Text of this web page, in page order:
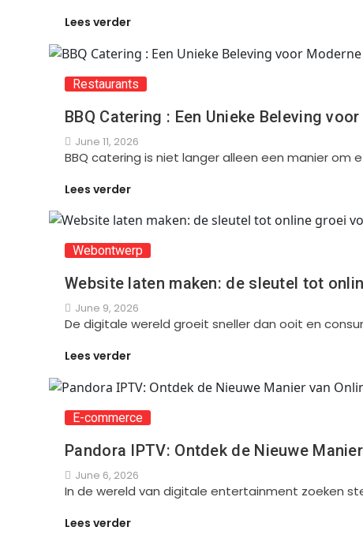
Lees verder
Restaurants
BBQ Catering : Een Unieke Beleving
June 11, 2026
BBQ catering is niet langer alleen een manier om
Lees verder
Webontwerp
Website laten maken: de sleutel tot
June 9, 2026
De digitale wereld groeit sneller dan ooit en
Lees verder
E-commerce
Pandora IPTV: Ontdek de Nieuwe
June 6, 2026
In de wereld van digitale entertainment zoeken
Lees verder